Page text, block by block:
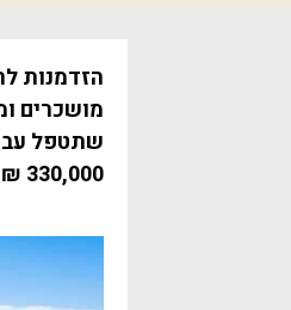
הזדמנות
שתטפל
330,000 ₪ בלבד.